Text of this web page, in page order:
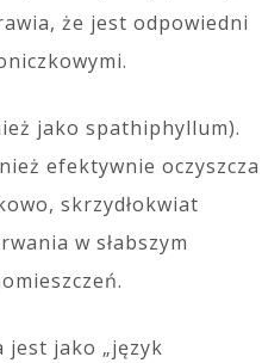
że jest odpowiedni
jako spathiphyllum).
efektywnie oczyszcza
skrzydłokwiat
w słabszym
jest jako „język